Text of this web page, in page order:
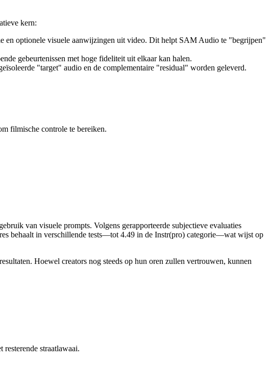
kern:
en optionele visuele aanwijzingen uit video. Dit helpt SAM Audio te "begrijpen"
gebeurtenissen met hoge fideliteit uit elkaar kan halen.
"target" audio en de complementaire "residual" worden geleverd.
filmische controle te bereiken.
van visuele prompts. Volgens gerapporteerde subjectieve evaluaties
behaalt in verschillende tests—tot 4.49 in de Instr(pro) categorie—wat wijst op
Hoewel creators nog steeds op hun oren zullen vertrouwen, kunnen
straatlawaai.